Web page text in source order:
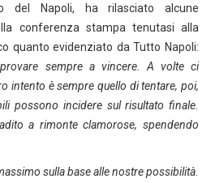
del Napoli, ha rilasciato alcune
conferenza stampa tenutasi alla
quanto evidenziato da Tutto Napoli:
sempre a vincere. A volte ci
intento è sempre quello di tentare, poi,
possono incidere sul risultato finale.
a rimonte clamorose, spendendo
sulla base alle nostre possibilità.